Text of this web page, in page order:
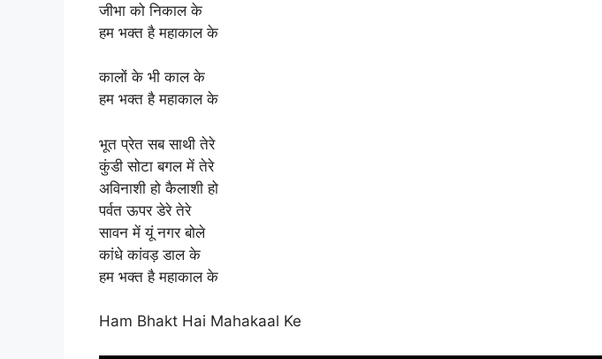
जीभा को निकाल के
हम भक्त है महाकाल के
कालों के भी काल के
हम भक्त है महाकाल के
भूत प्रेत सब साथी तेरे
कुंडी सोटा बगल में तेरे
अविनाशी हो कैलाशी हो
पर्वत ऊपर डेरे तेरे
सावन में यूं नगर बोले
कांधे कांवड़ डाल के
हम भक्त है महाकाल के
Ham Bhakt Hai Mahakaal Ke